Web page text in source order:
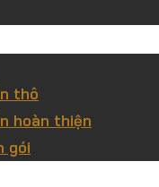
thô
hoàn thiện
gói